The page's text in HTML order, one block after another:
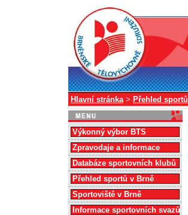
Hlavní stránka> Přehled sportů
Výkonný výbor BTS
Zpravodaje a informace
Databáze sportovních klubů
Přehled sportů v Brně
Sportoviště v Brně
Informace sportovních svazů